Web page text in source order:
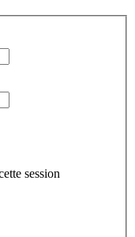
session